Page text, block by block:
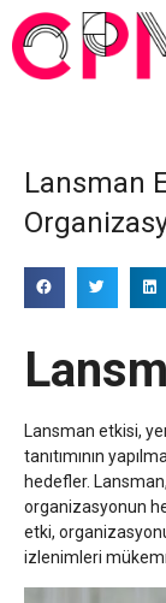
Lansman
Lansman etkisi,
tanıtımının
hedefler.
organizasyonun
etki,
izlenimleri